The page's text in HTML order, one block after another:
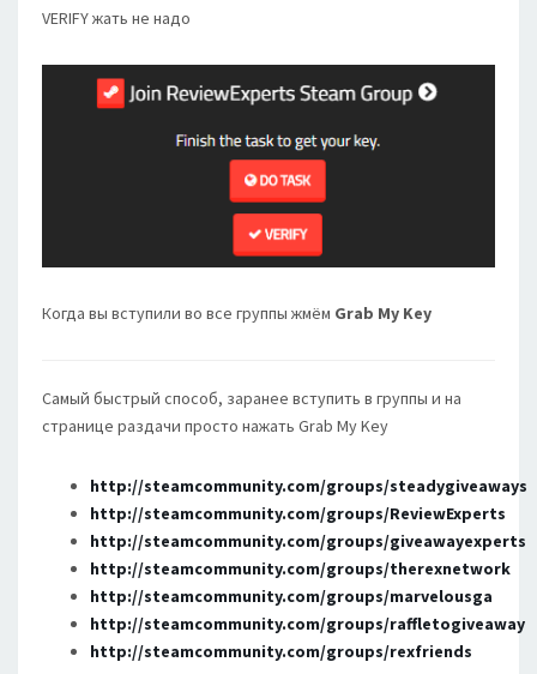
VERIFY жать не надо
Когда вы вступили во все группы жмём Grab My Key
Самый быстрый способ, заранее вступить в группы и на
странице раздачи просто нажать Grab My Key
http://steamcommunity.com/groups/steadygiveaways
http://steamcommunity.com/groups/ReviewExperts
http://steamcommunity.com/groups/giveawayexperts
http://steamcommunity.com/groups/therexnetwork
http://steamcommunity.com/groups/marvelousga
http://steamcommunity.com/groups/raffletogiveaway
http://steamcommunity.com/groups/rexfriends